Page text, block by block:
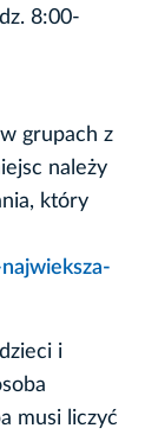
8:00-
grupach z
należy
który
i
musi liczyć